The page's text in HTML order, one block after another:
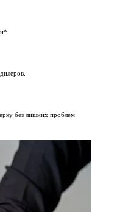
без лишних проблем